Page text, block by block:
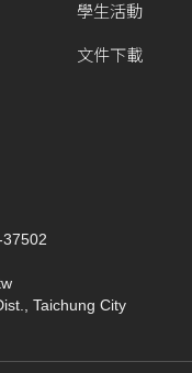
學生活動
文件下載
Taichung City